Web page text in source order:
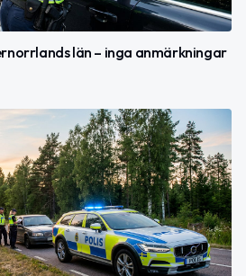
län – inga anmärkningar